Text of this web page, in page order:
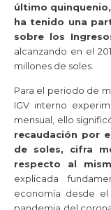
último
ha tenido una
sobre los
alcanzando en el
millones de soles.
Para el periodo de
IGV interno
mensual, ello
recaudación por
de soles, cifra
respecto al
explicada
economía desde